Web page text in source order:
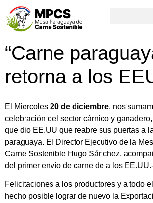
“Carne
retorna a los
El Miércoles 20 de diciembre, nos
celebración del sector cárnico y
que dio EE.UU que reabre sus puertas a
paraguaya. El Director Ejecutivo de la
Carne Sostenible Hugo Sánchez,
del primer envío de carne de a los EE.UU.-
Felicitaciones a los productores y a todo
hecho posible lograr de nuevo la